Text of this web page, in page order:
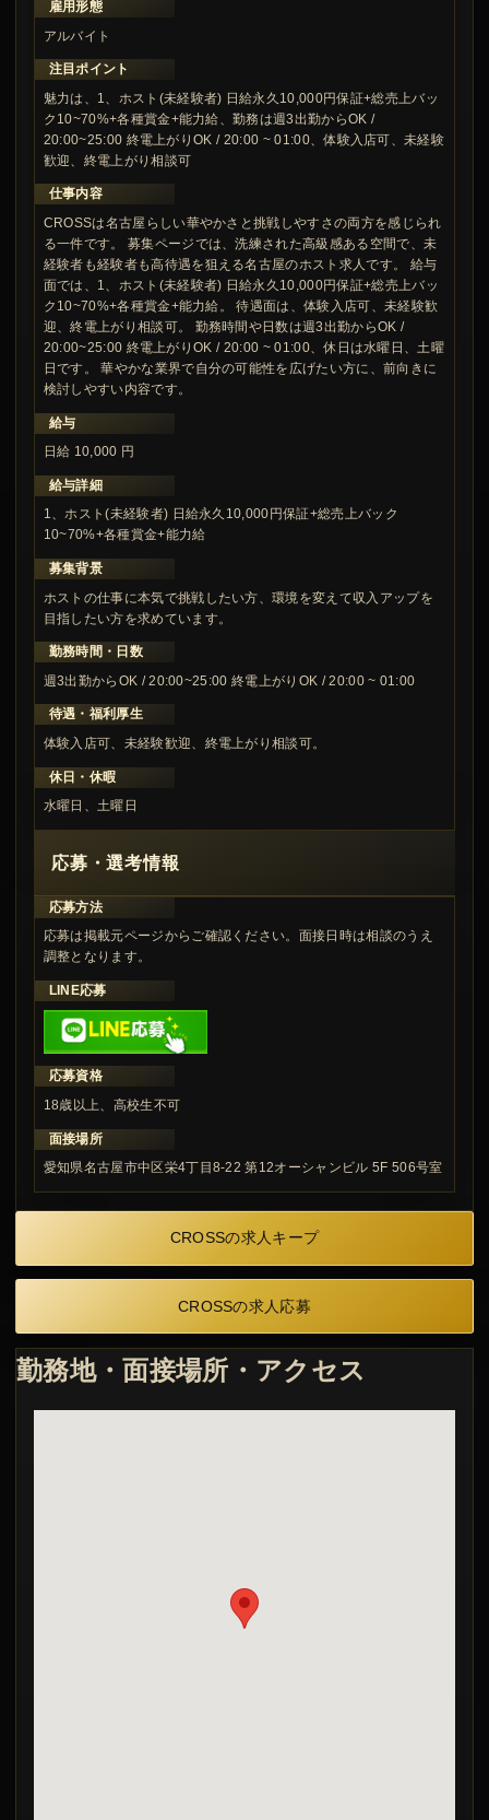
雇用形態
アルバイト
注目ポイント
魅力は、1、ホスト(未経験者) 日給永久10,000円保証+総売上バッ
ク10~70%+各種賞金+能力給、勤務は週3出勤からOK /
20:00~25:00 終電上がりOK / 20:00 ~ 01:00、体験入店可、未経験
歓迎、終電上がり相談可
仕事内容
CROSSは名古屋らしい華やかさと挑戦しやすさの両方を感じられ
る一件です。 募集ページでは、洗練された高級感ある空間で、未
経験者も経験者も高待遇を狙える名古屋のホスト求人です。 給与
面では、1、ホスト(未経験者) 日給永久10,000円保証+総売上バッ
ク10~70%+各種賞金+能力給。 待遇面は、体験入店可、未経験歓
迎、終電上がり相談可。 勤務時間や日数は週3出勤からOK /
20:00~25:00 終電上がりOK / 20:00 ~ 01:00、休日は水曜日、土曜
日です。 華やかな業界で自分の可能性を広げたい方に、前向きに
検討しやすい内容です。
給与
日給 10,000 円
給与詳細
1、ホスト(未経験者) 日給永久10,000円保証+総売上バック
10~70%+各種賞金+能力給
募集背景
ホストの仕事に本気で挑戦したい方、環境を変えて収入アップを
目指したい方を求めています。
勤務時間・日数
週3出勤からOK / 20:00~25:00 終電上がりOK / 20:00 ~ 01:00
待遇・福利厚生
体験入店可、未経験歓迎、終電上がり相談可。
休日・休暇
水曜日、土曜日
応募・選考情報
応募方法
応募は掲載元ページからご確認ください。面接日時は相談のうえ
調整となります。
LINE応募
応募資格
18歳以上、高校生不可
面接場所
愛知県名古屋市中区栄4丁目8-22 第12オーシャンビル 5F 506号室
CROSSの求人キープ
CROSSの求人応募
勤務地・面接場所・アクセス